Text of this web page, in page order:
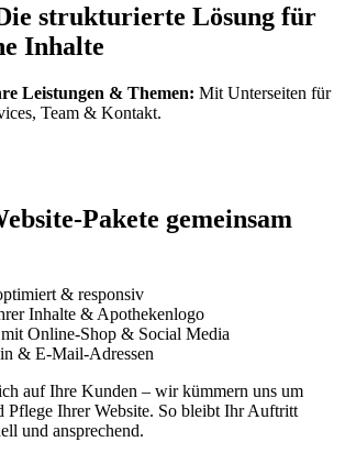
strukturierte Lösung für
Inhalte
Leistungen & Themen: Mit Unterseiten für
Team & Kontakt.
Pakete gemeinsam
& responsiv
Inhalte & Apothekenlogo
Online-Shop & Social Media
& E-Mail-Adressen
auf Ihre Kunden – wir kümmern uns um
Pflege Ihrer Website. So bleibt Ihr Auftritt
und ansprechend.